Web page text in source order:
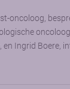
oncoloog,
en Ingrid Boere,